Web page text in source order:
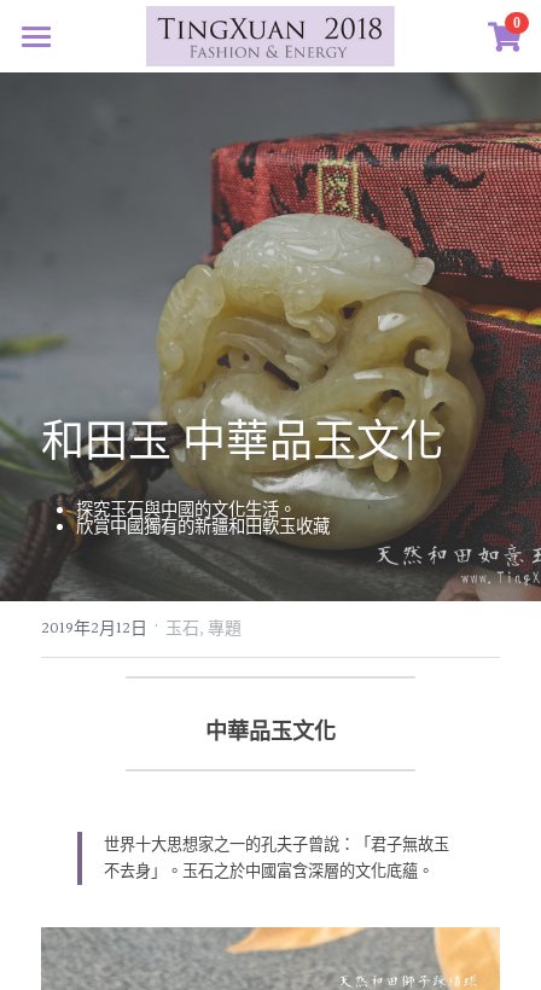
0
首頁
創作選購
02｜夏戀女神
03｜遠古遺珠
04｜藍星精靈
05｜自然樂章
06｜玉韻茶香
07｜眾神禮讚
08｜寶石旅行
礦寶晶石
琥珀蜜蠟
香中之金
優雅珍珠
溫潤玉石
認識我們
關於我們
常見問答
珠寶設計TXJ
搜索
創作選購
和田玉 中華品玉文化
探究玉石與中國的文化生活。
欣賞中國獨有的新疆和田軟玉收藏
2019年2月12日 · 玉石,專題
中華品玉文化
世界十大思想家之一的孔夫子曾說：「君子無故玉
不去身」。玉石之於中國富含深層的文化底蘊。
×
商品分類